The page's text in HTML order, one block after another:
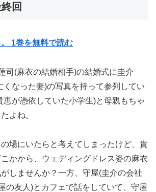
回
1巻を無料で読む
司(麻衣の結婚相手)の結婚式に圭介
くなった妻)の写真を持って参列してい
恵が憑依していた小学生)と母親もちゃ
よね。
場にいたらと考えてしまったけど、貴
かから、ウェディングドレス姿の麻衣
しませんか？一方、守屋(圭介の会社
の友人)とカフェで話をしていて、守屋